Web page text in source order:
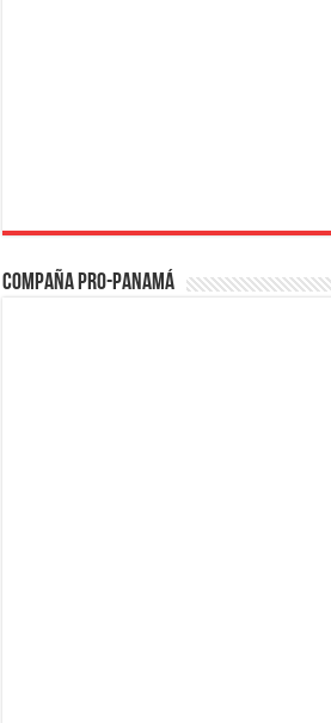
Compaña PRO-Panamá